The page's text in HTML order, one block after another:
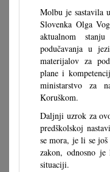
Molbu je sastavila
Slovenka Olga
aktualnom
podučavanja u
materijalov za
plane i
ministarstvo za
Koruškom.
Daljnji uzrok za
predškolskoj
se mora, je li se
zakon, odnosno
situaciji.